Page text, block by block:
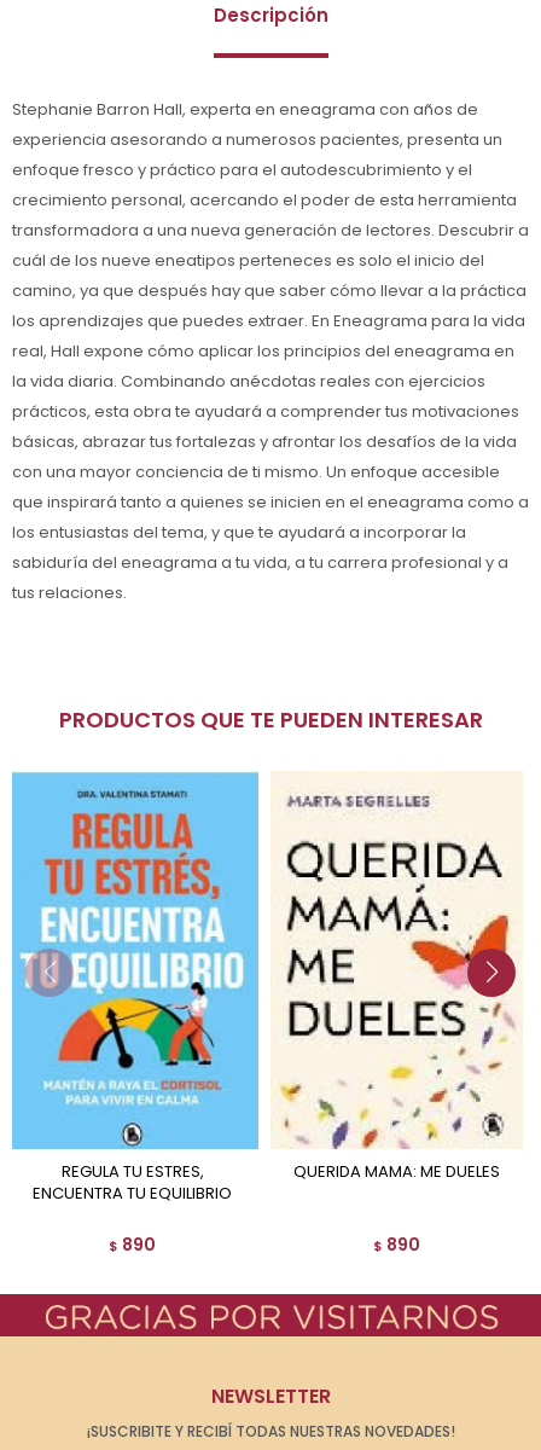
Descripción
Stephanie Barron Hall, experta en eneagrama con años de
experiencia asesorando a numerosos pacientes, presenta un
enfoque fresco y práctico para el autodescubrimiento y el
crecimiento personal, acercando el poder de esta herramienta
transformadora a una nueva generación de lectores. Descubrir a
cuál de los nueve eneatipos perteneces es solo el inicio del
camino, ya que después hay que saber cómo llevar a la práctica
los aprendizajes que puedes extraer. En Eneagrama para la vida
real, Hall expone cómo aplicar los principios del eneagrama en
la vida diaria. Combinando anécdotas reales con ejercicios
prácticos, esta obra te ayudará a comprender tus motivaciones
básicas, abrazar tus fortalezas y afrontar los desafíos de la vida
con una mayor conciencia de ti mismo. Un enfoque accesible
que inspirará tanto a quienes se inicien en el eneagrama como a
los entusiastas del tema, y que te ayudará a incorporar la
sabiduría del eneagrama a tu vida, a tu carrera profesional y a
tus relaciones.
PRODUCTOS QUE TE PUEDEN INTERESAR
REGULA TU ESTRES,
ENCUENTRA TU EQUILIBRIO
$ 890
QUERIDA MAMA: ME DUELES
$ 890
NEWSLETTER
¡SUSCRIBITE Y RECIBÍ TODAS NUESTRAS NOVEDADES!